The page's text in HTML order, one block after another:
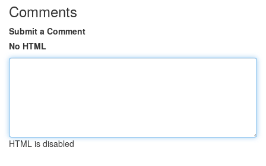
Comments
Submit a Comment
No HTML
HTML is disabled